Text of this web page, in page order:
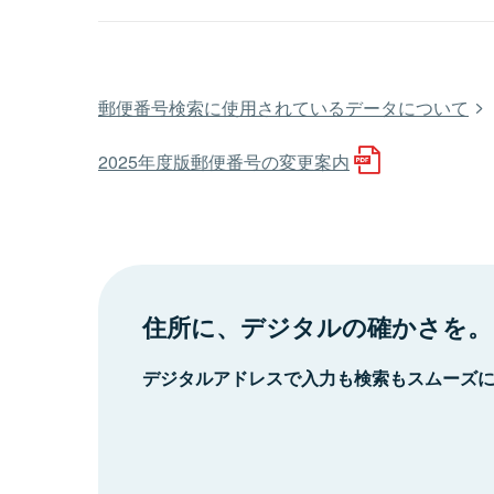
郵便番号検索に使用されているデータについて
2025年度版郵便番号の変更案内
住所に、デジタルの確かさを。
デジタルアドレスで入力も検索もスムーズ